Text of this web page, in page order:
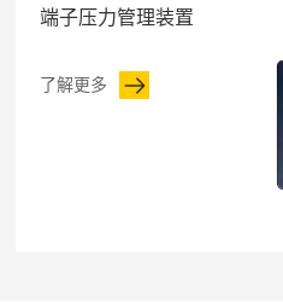
端子压力管理装置
了解更多